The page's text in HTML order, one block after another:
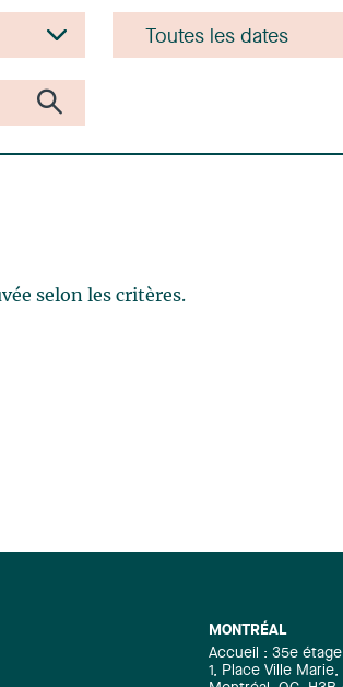
selon les critères.
MONTRÉAL
Accueil : 35e étage
1, Place Ville